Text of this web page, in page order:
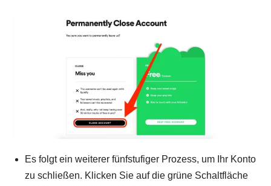
Es folgt ein weiterer fünfstufiger Prozess, um Ihr Konto
zu schließen. Klicken Sie auf die grüne Schaltfläche